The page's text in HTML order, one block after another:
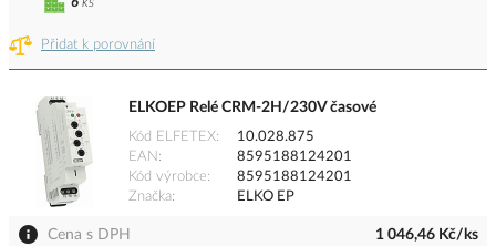
Přidat k porovnání
6 ks
ELKOEP Relé CRM-2H/230V časové
Kód ELFETEX
10.028.875
EAN
8595188124201
Kód výrobce
8595188124201
Značka
ELKO EP
Cena s DPH 1 046,46 Kč/ks